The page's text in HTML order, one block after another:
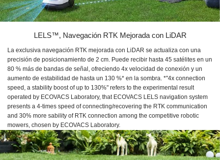
LELS™, Navegación RTK Mejorada con LiDAR
La exclusiva navegación RTK mejorada con LiDAR se actualiza con una
precisión de posicionamiento de 2 cm. Puede recibir hasta 45 satélites en un
80 % más de bandas de señal, ofreciendo 4x velocidad de conexión y un
aumento de estabilidad de hasta un 130 %* en la sombra. *"4x connection
speed, a stability boost of up to 130%" refers to the experimental result
operated by ECOVACS Laboratory, that ECOVACS LELS navigation system
presents a 4-times speed of connecting/recovering the RTK communication
and 30% more sability of RTK connection among the competitive robotic
mowers, chosen by ECOVACS Laboratory.